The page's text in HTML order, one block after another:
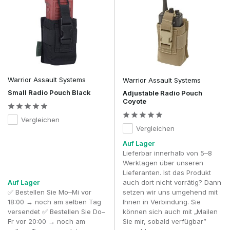
während des Spiels schwer erreichbar ist
Position einer Funkgerätetasche bestimmt, wie einfach
du das Funkgerät während eines Skirm-Spiels
bedienen oder einstellen kannst. Viele Spieler
befestigen die Tasche an der Seite eines Plate
Carriers oder Chest Rigs, sodass das Funkgerät
erreichbar bleibt, ohne die Bewegungsfreiheit oder
den Zugriff auf andere Taschen einzuschränken.
Überlege dir im Voraus, welche deine dominante Hand
ist und wie deine übrige Ausrüstung angeordnet ist,
um eine sinnvolle Position zu wählen.
Lassen Sie die Kabel des Headsets oder der PTT-
Taste frei hängen, da diese sich sonst verfangen
– Lose hängende Kabel können sich beim
Bewegen hinter Ästen, Ausrüstung oder anderen
Spielern verfangen. Indem du die Kabel mit Kabelclips,
elastischen Schlaufen oder Klettbändern ordentlich
entlang der Schultergurte oder des MOLLE-Gurtbands
führst, bleibt dein Loadout übersichtlich, du vermeidest
unbeabsichtigtes Ziehen an den Kabeln und die
Kommunikation bleibt während des Spiels zuverlässig.
Wenn Sie sich im Voraus gut überlegen, wo Sie sowohl das
Warrior Assault Systems
Small Radio Pouch Black
Vergleichen
Auf Lager
✅ Bestellen Sie Mo–Mi vor
18:00 → noch am selben Tag
versendet ✅ Bestellen Sie Do–
Fr vor 20:00 → noch am
Warrior Assault Systems
Adjustable Radio Pouch
Coyote
Vergleichen
Auf Lager
Lieferbar innerhalb von 5–8
Werktagen über unseren
Lieferanten. Ist das Produkt
auch dort nicht vorrätig? Dann
setzen wir uns umgehend mit
Ihnen in Verbindung. Sie
können sich auch mit „Mailen
Sie mir, sobald verfügbar”